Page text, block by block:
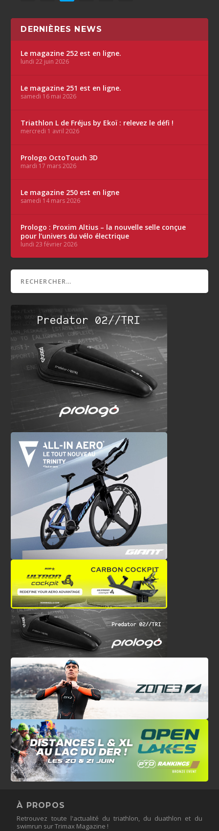
DERNIÈRES NEWS
Le magazine 252 est en ligne.
lundi 22 juin 2026
Le magazine 251 est en ligne.
samedi 16 mai 2026
Triathlon L de Fréjus by Ekoï : relevez le défi !
mercredi 1 avril 2026
Prologo OctoTouch 3D
mardi 17 mars 2026
Le magazine 250 est en ligne
samedi 14 mars 2026
Prologo : Proxim Altius – la nouvelle selle conçue
pour l’univers du vélo électrique
lundi 23 février 2026
À PROPOS
Retrouvez toute l'actualité du triathlon, du duathlon et du
swimrun sur Trimax Magazine !